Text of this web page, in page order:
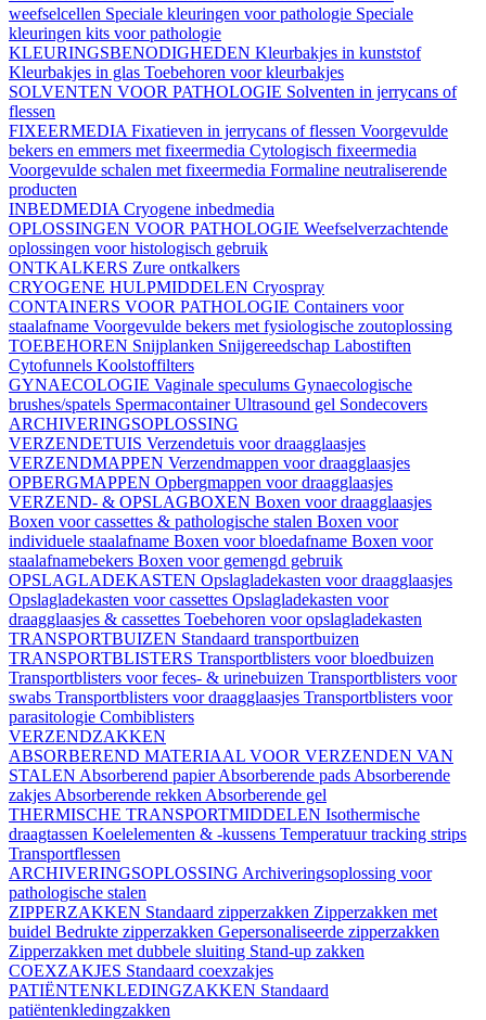
weefselcellen Speciale kleuringen voor pathologie Speciale
kleuringen kits voor pathologie
KLEURINGSBENODIGHEDEN Kleurbakjes in kunststof
Kleurbakjes in glas Toebehoren voor kleurbakjes
SOLVENTEN VOOR PATHOLOGIE Solventen in jerrycans of
flessen
FIXEERMEDIA Fixatieven in jerrycans of flessen Voorgevulde
bekers en emmers met fixeermedia Cytologisch fixeermedia
Voorgevulde schalen met fixeermedia Formaline neutraliserende
producten
INBEDMEDIA Cryogene inbedmedia
OPLOSSINGEN VOOR PATHOLOGIE Weefselverzachtende
oplossingen voor histologisch gebruik
ONTKALKERS Zure ontkalkers
CRYOGENE HULPMIDDELEN Cryospray
CONTAINERS VOOR PATHOLOGIE Containers voor
staalafname Voorgevulde bekers met fysiologische zoutoplossing
TOEBEHOREN Snijplanken Snijgereedschap Labostiften
Cytofunnels Koolstoffilters
GYNAECOLOGIE Vaginale speculums Gynaecologische
brushes/spatels SpermacontainerUltrasound gel Sondecovers
ARCHIVERINGSOPLOSSING
VERZENDETUIS Verzendetuis voor draagglaasjes
VERZENDMAPPEN Verzendmappen voor draagglaasjes
OPBERGMAPPEN Opbergmappen voor draagglaasjes
VERZEND- & OPSLAGBOXEN Boxen voor draagglaasjes
Boxen voor cassettes & pathologische stalen Boxen voor
individuele staalafname Boxen voor bloedafname Boxen voor
staalafnamebekers Boxen voor gemengd gebruik
OPSLAGLADEKASTEN Opslagladekasten voor draagglaasjes
Opslagladekasten voor cassettes Opslagladekasten voor
draagglaasjes & cassettes Toebehoren voor opslagladekasten
TRANSPORTBUIZEN Standaard transportbuizen
TRANSPORTBLISTERS Transportblisters voor bloedbuizen
Transportblisters voor feces- & urinebuizen Transportblisters voor
swabs Transportblisters voor draagglaasjes Transportblisters voor
parasitologie Combiblisters
VERZENDZAKKEN
ABSORBEREND MATERIAAL VOOR VERZENDEN VAN
STALEN Absorberend papierAbsorberende pads Absorberende
zakjes Absorberende rekken Absorberende gel
THERMISCHE TRANSPORTMIDDELEN Isothermische
draagtassen Koelelementen & -kussens Temperatuur tracking strips
Transportflessen
ARCHIVERINGSOPLOSSING Archiveringsoplossing voor
pathologische stalen
ZIPPERZAKKEN Standaard zipperzakken Zipperzakken met
buidel Bedrukte zipperzakken Gepersonaliseerde zipperzakken
Zipperzakken met dubbele sluiting Stand-up zakken
COEXZAKJES Standaard coexzakjes
PATIËNTENKLEDINGZAKKEN Standaard
patiëntenkledingzakken